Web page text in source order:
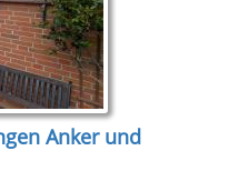
Anker und